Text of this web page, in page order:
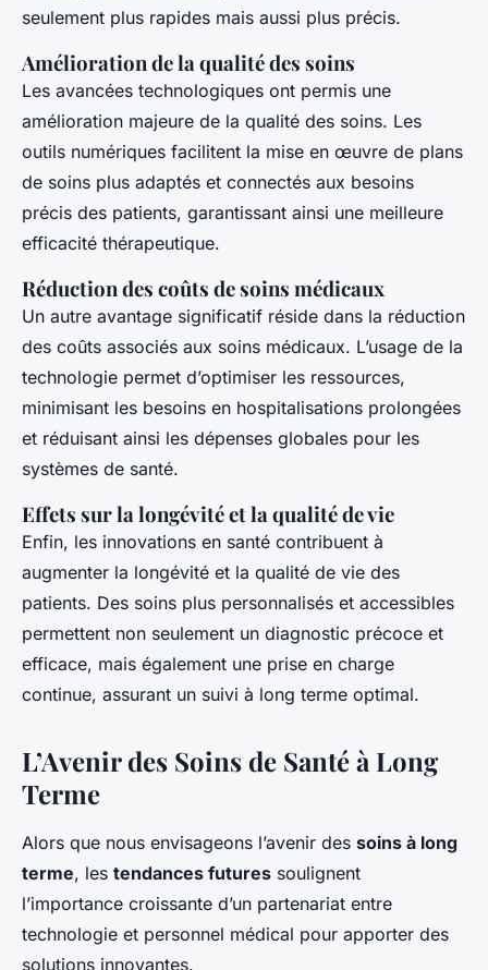
seulement plus rapides mais aussi plus précis.
Amélioration de la qualité des soins
Les avancées technologiques ont permis une
amélioration majeure de la qualité des soins. Les
outils numériques facilitent la mise en œuvre de plans
de soins plus adaptés et connectés aux besoins
précis des patients, garantissant ainsi une meilleure
efficacité thérapeutique.
Réduction des coûts de soins médicaux
Un autre avantage significatif réside dans la réduction
des coûts associés aux soins médicaux. L’usage de la
technologie permet d’optimiser les ressources,
minimisant les besoins en hospitalisations prolongées
et réduisant ainsi les dépenses globales pour les
systèmes de santé.
Effets sur la longévité et la qualité de vie
Enfin, les innovations en santé contribuent à
augmenter la longévité et la qualité de vie des
patients. Des soins plus personnalisés et accessibles
permettent non seulement un diagnostic précoce et
efficace, mais également une prise en charge
continue, assurant un suivi à long terme optimal.
L’Avenir des Soins de Santé à Long
Terme
Alors que nous envisageons l’avenir des soins à long
terme, les tendances futures soulignent
l’importance croissante d’un partenariat entre
technologie et personnel médical pour apporter des
solutions innovantes.